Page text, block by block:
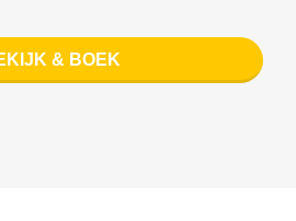
& BOEK